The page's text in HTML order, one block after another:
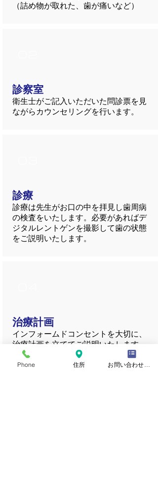
（詰め物が取れた、歯が痛いなど）
診察室
衛生士がご記入いただいた問診票を見
ながらカウンセリングを行います。
診療
診療は先生がお口の中を拝見し歯周病
の検査をいたします。必要があればデ
ジタルレントゲンを撮影して歯の状態
をご説明いたします。
治療計画
インフォームドコンセントを大切に、
治療計画を立ててご説明いたします。
その場で治療を行うか、次回以降に行
うかは状況で判断いたします。
Phone 住所